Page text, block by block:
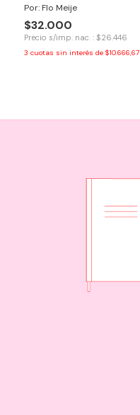
Por: Flo Meije
$32.000
Precio s/imp. nac. : $26.446
3 cuotas sin interés de $10.666,67